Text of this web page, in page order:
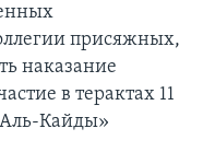
присяжных,
наказание
в терактах 11
Кайды»